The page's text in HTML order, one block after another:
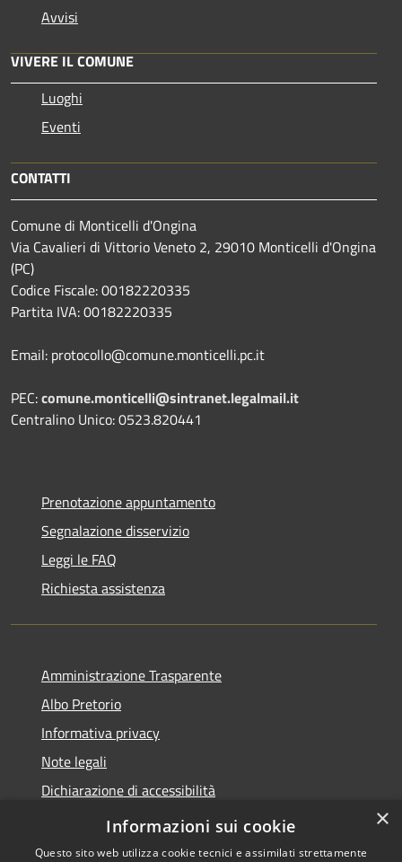
Avvisi
VIVERE IL COMUNE
Luoghi
Eventi
CONTATTI
Comune di Monticelli d'Ongina
Via Cavalieri di Vittorio Veneto 2, 29010 Monticelli d'Ongina
(PC)
Codice Fiscale: 00182220335
Partita IVA: 00182220335
Email: protocollo@comune.monticelli.pc.it
PEC:comune.monticelli@sintranet.legalmail.it
Centralino Unico: 0523.820441
Prenotazione appuntamento
Segnalazione disservizio
Leggi le FAQ
Richiesta assistenza
Amministrazione Trasparente
Albo Pretorio
Informativa privacy
Note legali
Dichiarazione di accessibilità
Obiettivi di accessibilità
×
Informazioni sui cookie
Questo sito web utilizza cookie tecnici e assimilati strettamente